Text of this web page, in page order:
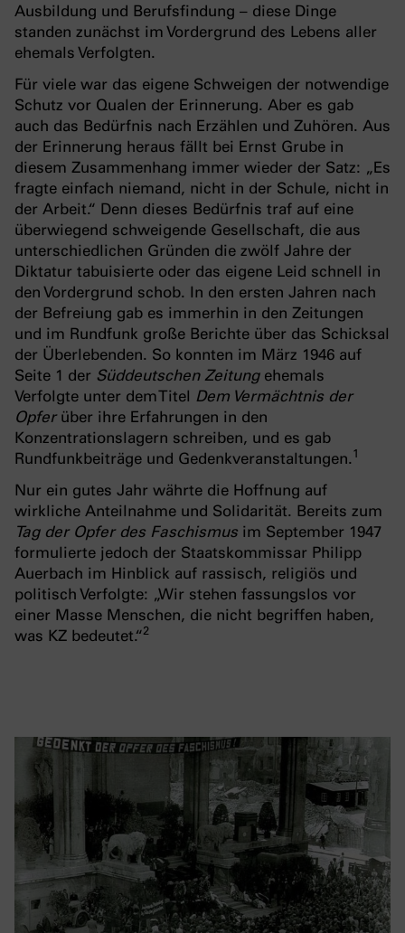
Ausbildung und Berufsfindung – diese Dinge
standen zunächst im Vordergrund des Lebens aller
ehemals Verfolgten.
Für viele war das eigene Schweigen der notwendige
Schutz vor Qualen der Erinnerung. Aber es gab
auch das Bedürfnis nach Erzählen und Zuhören. Aus
der Erinnerung heraus fällt bei Ernst Grube in
diesem Zusammenhang immer wieder der Satz: „Es
fragte einfach niemand, nicht in der Schule, nicht in
der Arbeit.“ Denn dieses Bedürfnis traf auf eine
überwiegend schweigende Gesellschaft, die aus
unterschiedlichen Gründen die zwölf Jahre der
Diktatur tabuisierte oder das eigene Leid schnell in
den Vordergrund schob. In den ersten Jahren nach
der Befreiung gab es immerhin in den Zeitungen
und im Rundfunk große Berichte über das Schicksal
der Überlebenden. So konnten im März 1946 auf
Seite 1 der Süddeutschen Zeitungehemals
Verfolgte unter dem Titel Dem Vermächtnis der
Opferüber ihre Erfahrungen in den
Konzentrationslagern schreiben, und es gab
Rundfunkbeiträge und Gedenkveranstaltungen. 1
Nur ein gutes Jahr währte die Hoffnung auf
wirkliche Anteilnahme und Solidarität. Bereits zum
Tag der Opfer des Faschismus im September 1947
formulierte jedoch der Staatskommissar Philipp
Auerbach im Hinblick auf rassisch, religiös und
politisch Verfolgte: „Wir stehen fassungslos vor
einer Masse Menschen, die nicht begriffen haben,
was KZ bedeutet.“2